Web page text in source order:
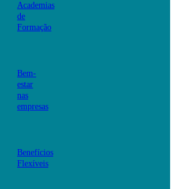
Academias
de
Formação
Bem-
estar
nas
empresas
Benefícios
Flexíveis